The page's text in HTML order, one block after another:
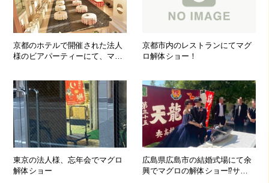
京都のホテルで開催された法人
様のビアパーティーにて、マグ
京都市内のレストランにてマグ
ロ解体ショー！
東京の法人様、忘年会でマグロ
解体ショー
広島県広島市の結婚式場にて余
興でマグロの解体ショー⁉サプ